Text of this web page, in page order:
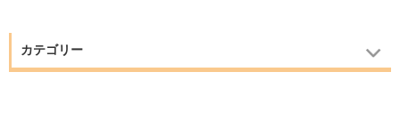
カテゴリー